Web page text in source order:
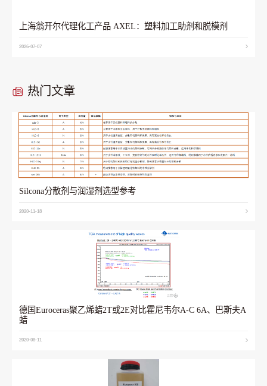
上海翁开尔代理化工产品 AXEL：塑料加工助剂和脱模剂
2026-07-07
热门文章
Silcona分散剂与润湿剂选型参考
2020-11-18
德国Euroceras聚乙烯蜡2T或2E对比霍尼韦尔A-C 6A、巴斯夫A
蜡
2020-08-11